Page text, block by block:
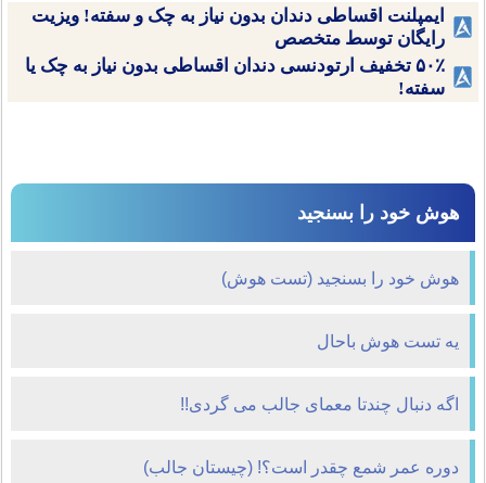
ایمپلنت اقساطی دندان بدون نیاز به چک و سفته! ویزیت
رایگان توسط متخصص
۵۰٪ تخفیف ارتودنسی دندان اقساطی بدون نیاز به چک یا
سفته!
هوش خود را بسنجید
هوش خود را بسنجید (تست هوش)
یه تست هوش باحال
اگه دنبال چندتا معمای جالب می گردی!!
دوره عمر شمع چقدر است؟! (چیستان جالب)